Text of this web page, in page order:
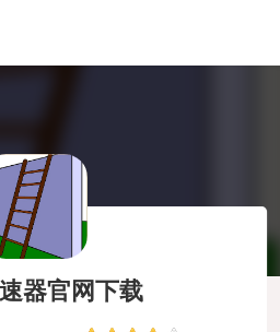
器官网下载